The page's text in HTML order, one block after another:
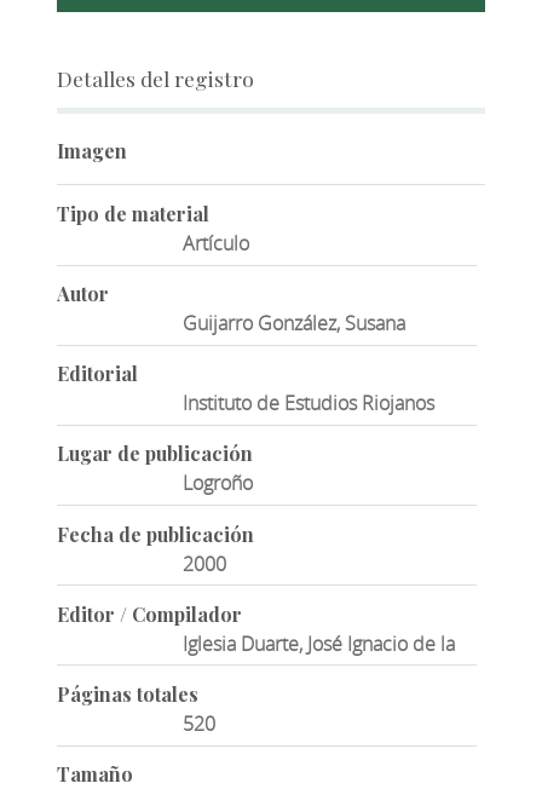
Detalles del registro
Imagen
Tipo de material
Artículo
Autor
Guijarro González, Susana
Editorial
Instituto de Estudios Riojanos
Lugar de publicación
Logroño
Fecha de publicación
2000
Editor / Compilador
Iglesia Duarte, José Ignacio de la
Páginas totales
520
Tamaño